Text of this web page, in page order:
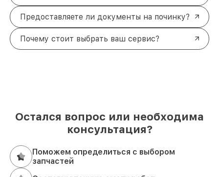
Предоставляете ли документы на починку?
Почему стоит выбрать ваш сервис?
Остался вопрос или необходима
консультация?
Поможем определиться с выбором
запчастей